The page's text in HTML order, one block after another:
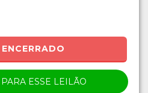
ESSE LEILÃO